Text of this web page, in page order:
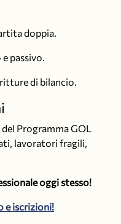
doppia.
passivo.
di bilancio.
Programma GOL
lavoratori fragili,
oggi stesso!
e iscrizioni!